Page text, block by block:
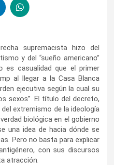
supremacista hizo del
y del “sueño americano”
es casualidad que el primer
al llegar a la Casa Blanca
ejecutiva según la cual su
sexos”. El título del decreto,
extremismo de la ideología
biológica en el gobierno
una idea de hacia dónde se
Pero no basta para explicar
con sus discursos
atracción.